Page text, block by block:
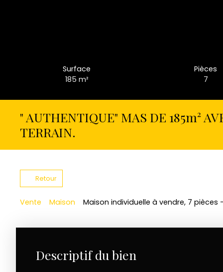
Surface
185 m²
Pièces
7
" AUTHENTIQUE" MAS DE 185m²
TERRAIN.
Retour
Vente Maison Maison individuelle à vendre, 7 pièces
Descriptif du bien